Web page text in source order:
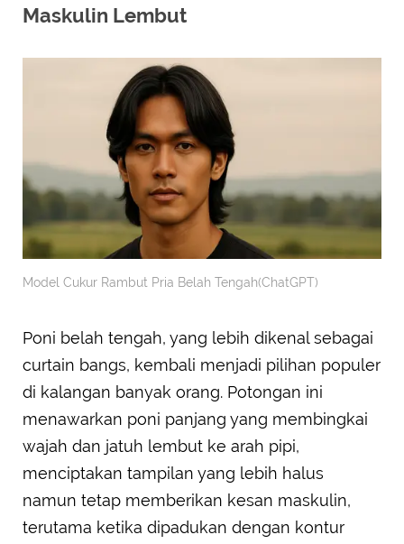
Maskulin Lembut
Model Cukur Rambut Pria Belah Tengah(ChatGPT)
Poni belah tengah, yang lebih dikenal sebagai
curtain bangs, kembali menjadi pilihan populer
di kalangan banyak orang. Potongan ini
menawarkan poni panjang yang membingkai
wajah dan jatuh lembut ke arah pipi,
menciptakan tampilan yang lebih halus
namun tetap memberikan kesan maskulin,
terutama ketika dipadukan dengan kontur